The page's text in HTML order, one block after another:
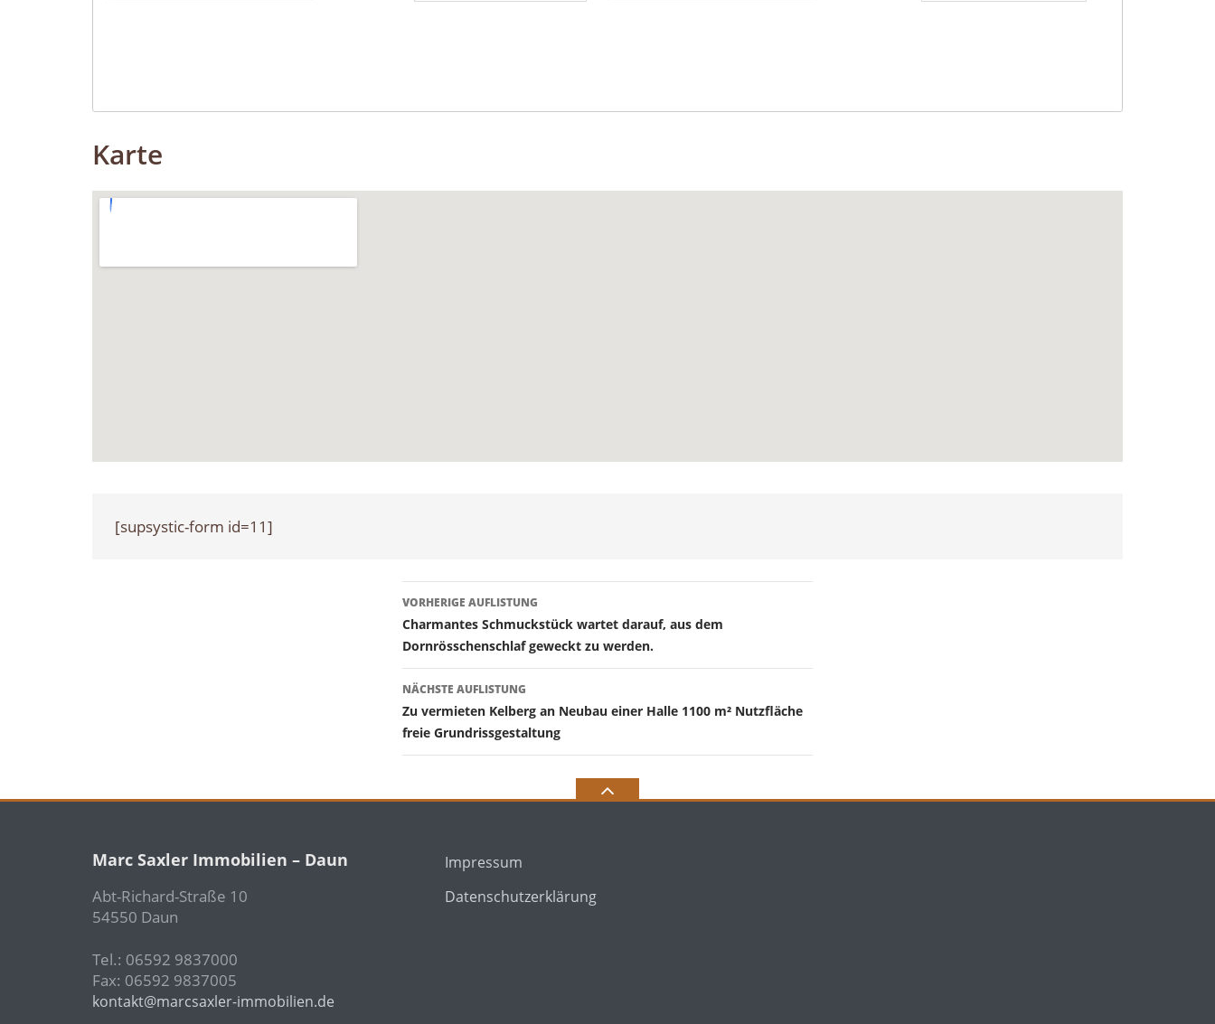
Karte
[supsystic-form id=11]
Listen
Navigation
VORHERIGE AUFLISTUNG
Charmantes Schmuckstück wartet darauf, aus dem
Dornrösschenschlaf geweckt zu werden.
NÄCHSTE AUFLISTUNG
Zu vermieten Kelberg an Neubau einer Halle 1100 m² Nutzfläche
freie Grundrissgestaltung
Marc Saxler Immobilien – Daun
Abt-Richard-Straße 10
54550 Daun
Tel.: 06592 9837000
Fax: 06592 9837005
kontakt@marcsaxler-immobilien.de
Impressum
Datenschutzerklärung